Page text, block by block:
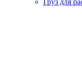
Груз для